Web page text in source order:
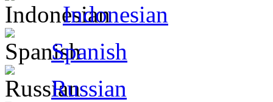
Indonesian
Spanish
Russian